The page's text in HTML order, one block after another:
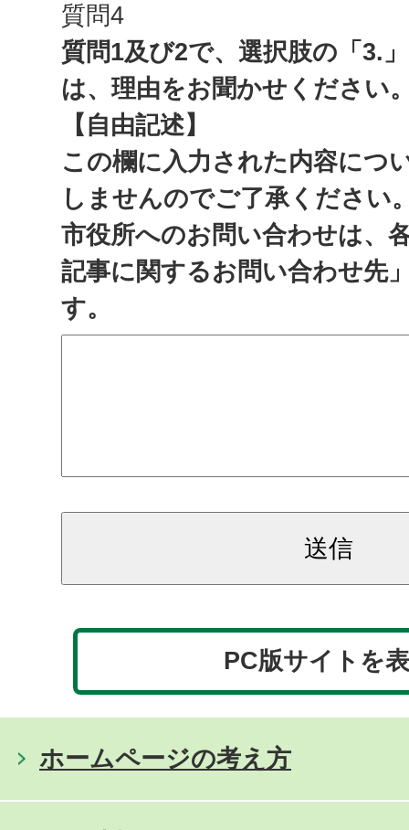
質問4
質問1及び2で、選択肢の「3.
は、理由をお聞かせください
【自由記述】
この欄に入力された内容につ
しませんのでご了承ください
市役所へのお問い合わせは、
記事に関するお問い合わせ先
す。
PC版サイトを
ホームページの考え方